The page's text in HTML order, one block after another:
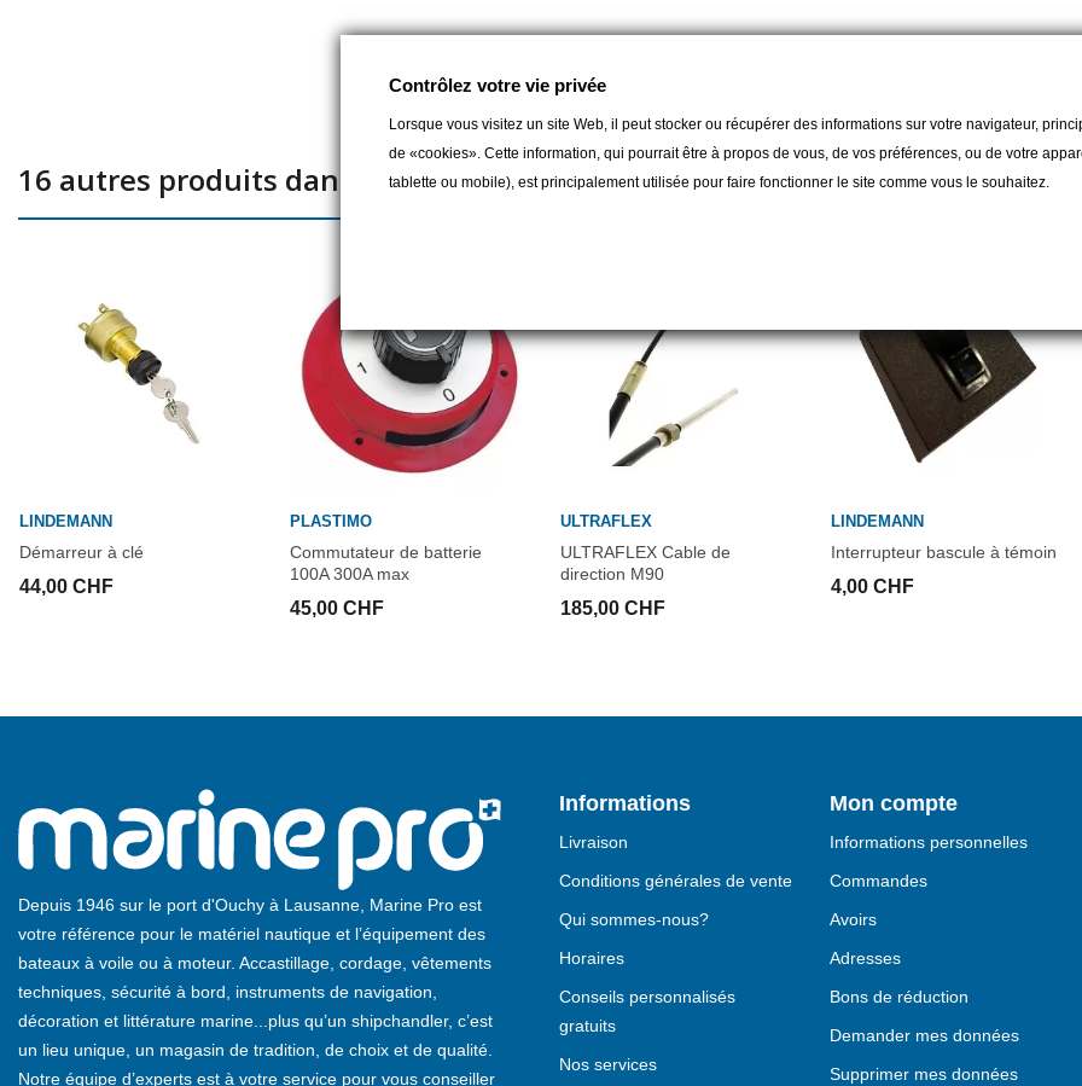
16 autres produits dans la même catégorie :
LINDEMANN
Démarreur à clé
44,00 CHF
PLASTIMO
Commutateur de batterie
100A 300A max
45,00 CHF
ULTRAFLEX
ULTRAFLEX Cable de
direction M90
185,00 CHF
LINDEMANN
Interrupteur bascule à témoin
4,00 CHF
Depuis 1946 sur le port d'Ouchy à Lausanne, Marine Pro est
votre référence pour le matériel nautique et l’équipement des
bateaux à voile ou à moteur. Accastillage, cordage, vêtements
techniques, sécurité à bord, instruments de navigation,
décoration et littérature marine...plus qu’un shipchandler, c’est
un lieu unique, un magasin de tradition, de choix et de qualité.
Notre équipe d’experts est à votre service pour vous conseiller
Informations
Livraison
Conditions générales de vente
Qui sommes-nous?
Horaires
Conseils personnalisés
gratuits
Nos services
Mon compte
Informations personnelles
Commandes
Avoirs
Adresses
Bons de réduction
Demander mes données
Supprimer mes données
Contrôlez votre vie privée
Lorsque vous visitez un site Web, il peut stocker ou récupérer des informations sur votre navigateur,
de «cookies». Cette information, qui pourrait être à propos de vous, de vos préférences, ou de votre
tablette ou mobile), est principalement utilisée pour faire fonctionner le site comme vous le souhaitez.